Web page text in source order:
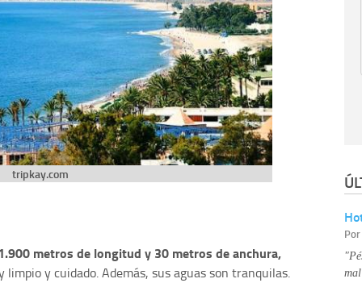
tripkay.com
metros de longitud y 30 metros de anchura,
y cuidado. Además, sus aguas son tranquilas.
Por